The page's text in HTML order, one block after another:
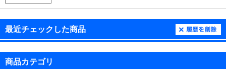
最近チェックした商品
商品カテゴリ